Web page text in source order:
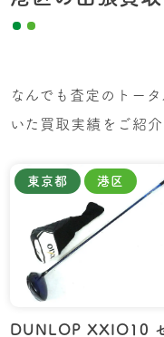
なんでも査定のトー
いた買取実績をご紹介
東京都 港区
DUNLOP XXIO10